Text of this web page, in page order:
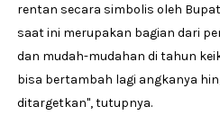
rentan secara simbolis oleh
saat ini merupakan bagian dari
dan mudah-mudahan di tahun
bisa bertambah lagi angkanya
ditargetkan", tutupnya.